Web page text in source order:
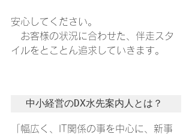
安心してください。
お客様の状況に合わせた、伴走スタ
イルをとことん追求していきます。
中小経営のDX水先案内人とは？
「幅広く、IT関係の事を中心に、新事